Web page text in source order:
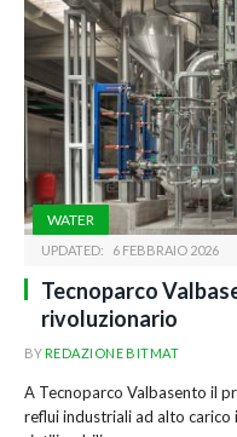
WATER
UPDATED: 6 FEBBRAIO 2026
Tecnoparco
rivoluzionario
BYREDAZIONE BITMAT
A Tecnoparco Valbasento il
reflui industriali ad alto carico